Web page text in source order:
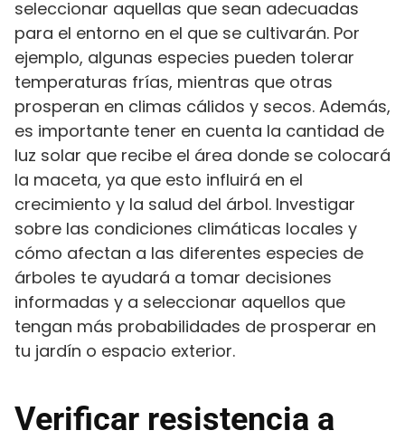
seleccionar aquellas que sean adecuadas
para el entorno en el que se cultivarán. Por
ejemplo, algunas especies pueden tolerar
temperaturas frías, mientras que otras
prosperan en climas cálidos y secos. Además,
es importante tener en cuenta la cantidad de
luz solar que recibe el área donde se colocará
la maceta, ya que esto influirá en el
crecimiento y la salud del árbol. Investigar
sobre las condiciones climáticas locales y
cómo afectan a las diferentes especies de
árboles te ayudará a tomar decisiones
informadas y a seleccionar aquellos que
tengan más probabilidades de prosperar en
tu jardín o espacio exterior.
Verificar resistencia a